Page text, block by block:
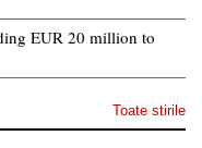
EUR 20 million to
Toate stirile